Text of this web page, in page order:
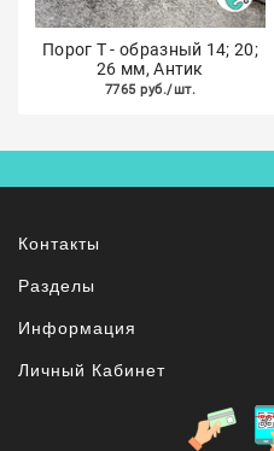
Порог Т - образный 14; 20;
26 мм, Антик
7765 руб./шт.
Контакты
Разделы
Информация
Личный Кабинет